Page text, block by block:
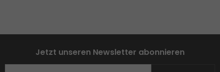
Jetzt unseren Newsletter abonnieren